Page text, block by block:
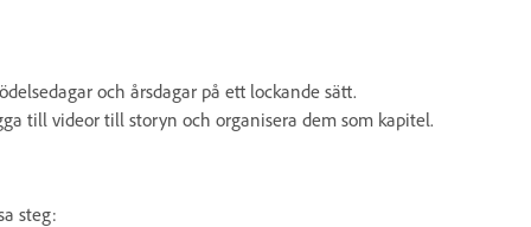
och årsdagar på ett lockande sätt.
till videor till storyn och organisera dem som kapitel.
steg: